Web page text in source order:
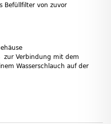
Befüllfilter von zuvor
zur Verbindung mit dem
Wasserschlauch auf der